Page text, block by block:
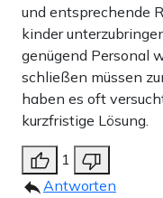
und entsprechende
kinder
genügend Personal
schließen müssen
haben es oft
kurzfristige Lösung.
1
Antworten